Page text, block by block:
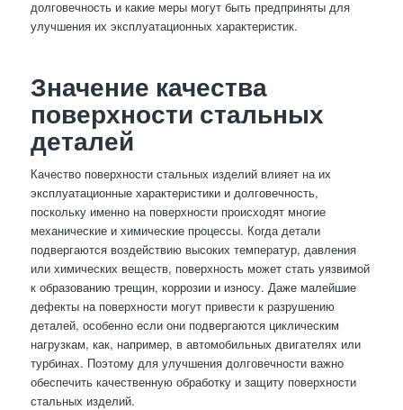
долговечность и какие меры могут быть предприняты для
улучшения их эксплуатационных характеристик.
Значение качества
поверхности стальных
деталей
Качество поверхности стальных изделий влияет на их
эксплуатационные характеристики и долговечность,
поскольку именно на поверхности происходят многие
механические и химические процессы. Когда детали
подвергаются воздействию высоких температур, давления
или химических веществ, поверхность может стать уязвимой
к образованию трещин, коррозии и износу. Даже малейшие
дефекты на поверхности могут привести к разрушению
деталей, особенно если они подвергаются циклическим
нагрузкам, как, например, в автомобильных двигателях или
турбинах. Поэтому для улучшения долговечности важно
обеспечить качественную обработку и защиту поверхности
стальных изделий.